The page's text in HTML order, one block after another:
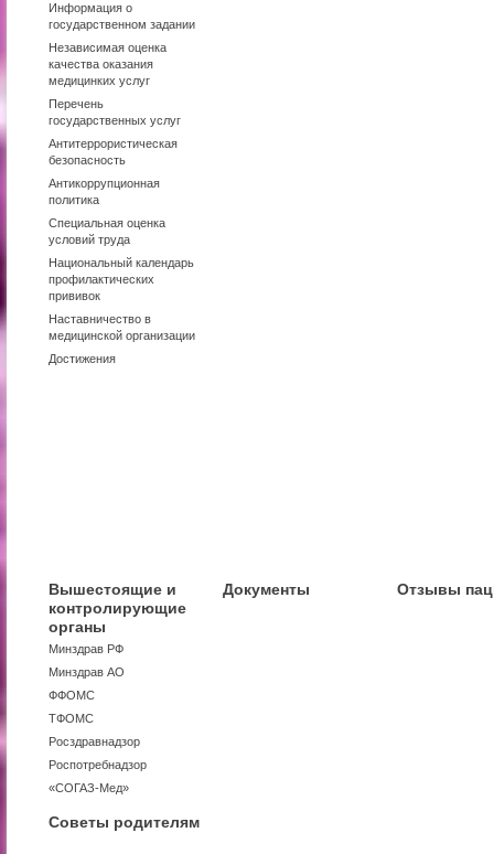
Информация о
государственном задании
Независимая оценка
качества оказания
медицинких услуг
Перечень
государственных услуг
Антитеррористическая
безопасность
Антикоррупционная
политика
Специальная оценка
условий труда
Национальный календарь
профилактических
прививок
Наставничество в
медицинской организации
Достижения
Вышестоящие и
контролирующие
органы
Минздрав РФ
Минздрав АО
ФФОМС
ТФОМС
Росздравнадзор
Роспотребнадзор
«СОГАЗ-Мед»
Документы Отзывы
Советы родителям